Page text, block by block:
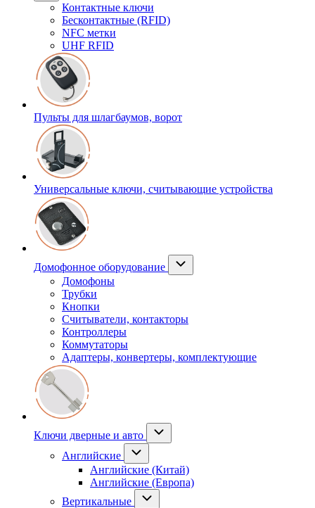
Контактные ключи
Бесконтактные (RFID)
NFC метки
UHF RFID
Пульты для шлагбаумов, ворот
Универсальные ключи, считывающие устройства
Домофонное оборудование
Домофоны
Трубки
Кнопки
Считыватели, контакторы
Контроллеры
Коммутаторы
Адаптеры, конвертеры, комплектующие
Ключи дверные и авто
Английские
Английские (Китай)
Английские (Европа)
Вертикальные